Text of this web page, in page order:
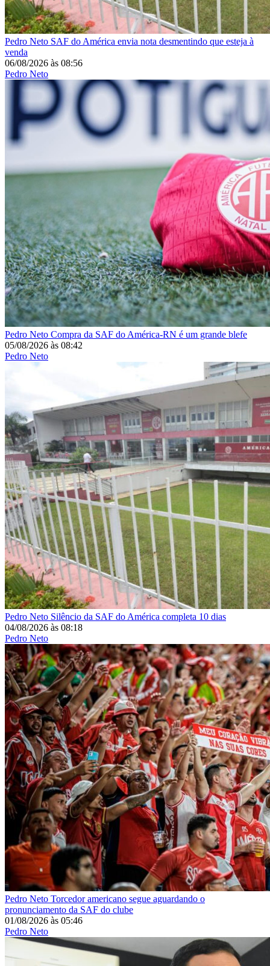
Pedro Neto SAF do América envia nota desmentindo que esteja à
venda
06/08/2026 às 08:56
Pedro Neto
Pedro Neto Compra da SAF do América-RN é um grande blefe
05/08/2026 às 08:42
Pedro Neto
Pedro Neto Silêncio da SAF do América completa 10 dias
04/08/2026 às 08:18
Pedro Neto
Pedro Neto Torcedor americano segue aguardando o
pronunciamento da SAF do clube
01/08/2026 às 05:46
Pedro Neto